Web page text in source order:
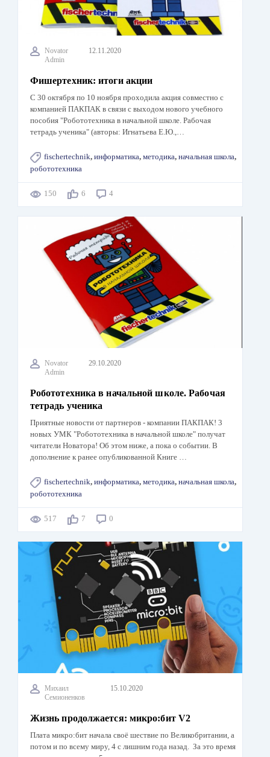
Novator
Admin
12.11.2020
Фишертехник: итоги акции
С 30 октября по 10 ноября проходила акция совместно с
компанией ПАКПАК в связи с выходом нового учебного
пособия "Робототехника в начальной школе. Рабочая
тетрадь ученика" (авторы: Игнатьева Е.Ю.,…
fischertechnik, информатика, методика, начальная школа,
робототехника
150 6 4
Novator
Admin
29.10.2020
Робототехника в начальной школе. Рабочая
тетрадь ученика
Приятные новости от партнеров - компании ПАКПАК! 3
новых УМК "Робототехника в начальной школе" получат
читатели Новатора! Об этом ниже, а пока о событии. В
дополнение к ранее опубликованной Книге …
fischertechnik, информатика, методика, начальная школа,
робототехника
517 7 0
Михаил
Семионенков
15.10.2020
Жизнь продолжается: микро:бит V2
Плата микро:бит начала своё шествие по Великобритании, а
потом и по всему миру, 4 с лишним года назад. За это время